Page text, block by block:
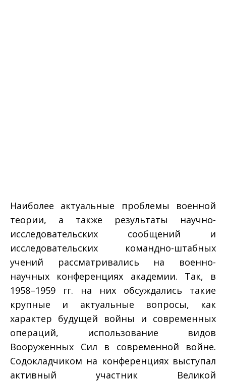
Наиболее актуальные проблемы военной
теории, а также результаты научно-
исследовательских сообщений и
исследовательских командно-штабных
учений рассматривались на военно-
научных конференциях академии. Так, в
1958–1959 гг. на них обсуждались такие
крупные и актуальные вопросы, как
характер будущей войны и современных
операций, использование видов
Вооруженных Сил в современной войне.
Содокладчиком на конференциях выступал
активный участник Великой